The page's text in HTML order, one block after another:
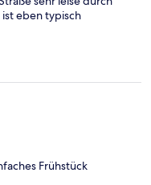
ist eben typisch
Frühstück